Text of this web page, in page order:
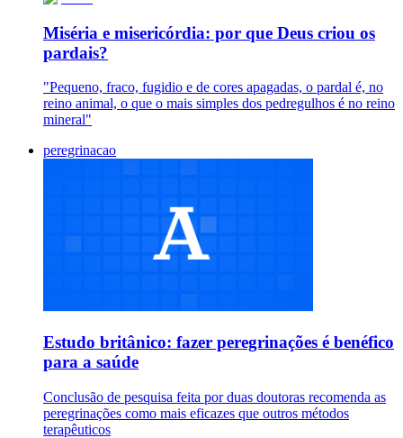
Miséria e misericórdia: por que Deus criou os
pardais?
"Pequeno, fraco, fugidio e de cores apagadas, o pardal é, no
reino animal, o que o mais simples dos pedregulhos é no reino
mineral"
peregrinacao
Estudo britânico: fazer peregrinações é benéfico
para a saúde
Conclusão de pesquisa feita por duas doutoras recomenda as
peregrinações como mais eficazes que outros métodos
terapêuticos